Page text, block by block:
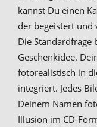
kannst Du einen
der begeistert und
Die Standardfrage
Geschenkidee.
fotorealistisch in
integriert. Jedes
Deinem Namen
Illusion im CD-